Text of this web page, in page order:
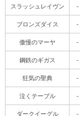
スラッシュレイヴン -
ブロンズダイス -
傲慢のマーヤ -
鋼鉄のギガス -
狂気の聖典 -
泣くテーブル -
ダークイーグル -